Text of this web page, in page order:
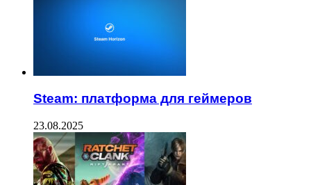
Steam: платформа для геймеров
23.08.2025